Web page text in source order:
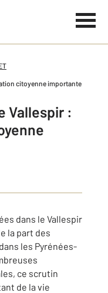
citoyenne importante
Vallespir :
dans le Vallespir
la part des
les Pyrénées-
ce scrutin
de la vie